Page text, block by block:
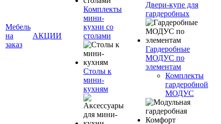
Мебель
на
заказ
АКЦИИ
Комплекты
мини-
кухни со
столами
Столы к
мини-
кухням
Двери-купе для
гардеробных
Гардеробные
МОДУС по
элементам
Комплекты
гардеробной
МОДУС